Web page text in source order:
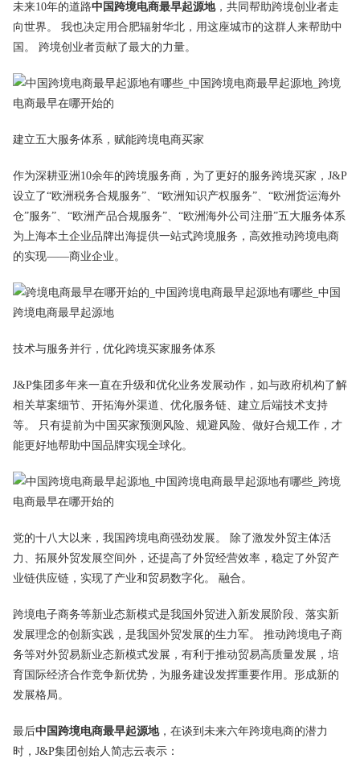
未来10年的道路中国跨境电商最早起源地，共同帮助跨境创业者走
向世界。 我也决定用合肥辐射华北，用这座城市的这群人来帮助中
国。 跨境创业者贡献了最大的力量。
建立五大服务体系，赋能跨境电商买家
作为深耕亚洲10余年的跨境服务商，为了更好的服务跨境买家，J&P
设立了“欧洲税务合规服务”、“欧洲知识产权服务”、“欧洲货运海外
仓”服务”、“欧洲产品合规服务”、“欧洲海外公司注册”五大服务体系
为上海本土企业品牌出海提供一站式跨境服务，高效推动跨境电商
的实现——商业企业。
技术与服务并行，优化跨境买家服务体系
J&P集团多年来一直在升级和优化业务发展动作，如与政府机构了解
相关草案细节、开拓海外渠道、优化服务链、建立后端技术支持
等。 只有提前为中国买家预测风险、规避风险、做好合规工作，才
能更好地帮助中国品牌实现全球化。
党的十八大以来，我国跨境电商强劲发展。 除了激发外贸主体活
力、拓展外贸发展空间外，还提高了外贸经营效率，稳定了外贸产
业链供应链，实现了产业和贸易数字化。 融合。
跨境电子商务等新业态新模式是我国外贸进入新发展阶段、落实新
发展理念的创新实践，是我国外贸发展的生力军。 推动跨境电子商
务等对外贸易新业态新模式发展，有利于推动贸易高质量发展，培
育国际经济合作竞争新优势，为服务建设发挥重要作用。形成新的
发展格局。
最后中国跨境电商最早起源地，在谈到未来六年跨境电商的潜力
时，J&P集团创始人简志云表示：